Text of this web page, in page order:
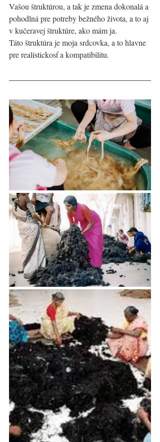
Vašou štruktúrou, a tak je zmena dokonalá a
pohodlná pre potreby bežného života, a to aj
v kučeravej štruktúre, ako mám ja.
Táto štruktúra je moja srdcovka, a to hlavne
pre realistickosť a kompatibilitu.